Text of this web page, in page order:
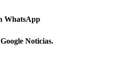
WhatsApp
Noticias.